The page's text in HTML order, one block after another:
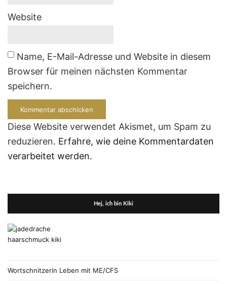
Website
Name, E-Mail-Adresse und Website in diesem
Browser für meinen nächsten Kommentar
speichern.
Diese Website verwendet Akismet, um Spam zu
reduzieren. Erfahre, wie deine Kommentardaten
verarbeitet werden.
Hej, ich bin Kiki
Wortschnitzerin Leben mit ME/CFS